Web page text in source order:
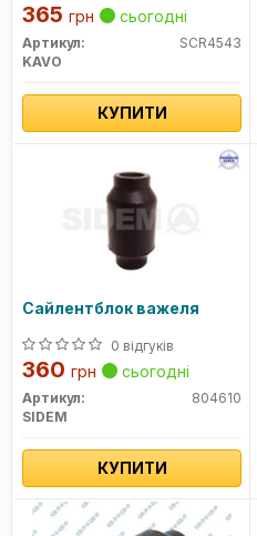
365 грн сьогодні
Артикул:
SCR4543
KAVO
КУПИТИ
Сайлентблок важеля
0 відгуків
360 грн сьогодні
Артикул:
804610
SIDEM
КУПИТИ